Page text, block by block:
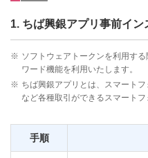
1. ちば興銀アプリ事前イン
※ ソフトウェアトークンを利用す
ワード機能を利用いたします。
※ ちば興銀アプリとは、スマート
など各種取引ができるスマートフ
手順